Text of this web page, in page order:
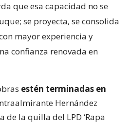
que esa capacidad no se
se proyecta, se consolida
mayor experiencia y
confianza renovada en
estén terminadas en
Hernández
de la quilla del LPD ‘Rapa